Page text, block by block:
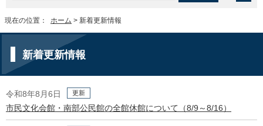
現在の位置： ホーム > 新着更新情報
新着更新情報
令和8年8月6日 更新
市民文化会館・南部公民館の全館休館について（8/9～8/16）